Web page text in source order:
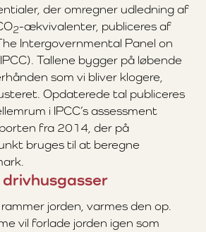
der omregner udledning af
2-ækvivalenter, publiceres af
Intergovernmental Panel on
Tallene bygger på løbende
som vi bliver klogere,
Opdaterede tal publiceres
i IPCC’s assessment
fra 2014, der på
bruges til at beregne
jorden, varmes den op.
vil forlade jorden igen som